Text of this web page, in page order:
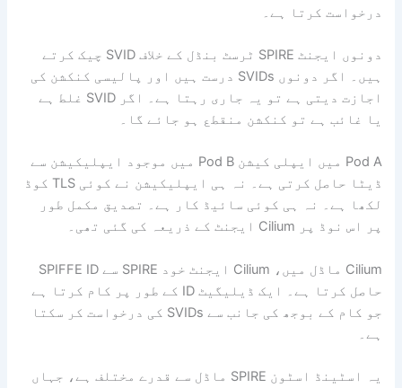
درخواست کرتا ہے۔
دونوں ایجنٹ SPIRE ٹرسٹ بنڈل کے خلاف SVID چیک کرتے
ہیں۔ اگر دونوں SVIDs درست ہیں اور پالیسی کنکشن کی
اجازت دیتی ہے تو یہ جاری رہتا ہے۔ اگر SVID غلط ہے
یا غائب ہے تو کنکشن منقطع ہو جائے گا۔
Pod A میں ایپلی کیشن Pod B میں موجود ایپلیکیشن سے
ڈیٹا حاصل کرتی ہے۔ نہ ہی ایپلیکیشن نے کوئی TLS کوڈ
لکھا ہے۔ نہ ہی کوئی سائیڈ کار ہے۔ تصدیق مکمل طور
پر اس نوڈ پر Cilium ایجنٹ کے ذریعہ کی گئی تھی۔
Cilium ماڈل میں، Cilium ایجنٹ خود SPIRE سے SPIFFE ID
حاصل کرتا ہے۔ ایک ڈیلیگیٹ ID کے طور پر کام کرتا ہے
جو کام کے بوجھ کی جانب سے SVIDs کی درخواست کر سکتا
ہے۔
یہ اسٹینڈ اسٹون SPIRE ماڈل سے قدرے مختلف ہے، جہاں